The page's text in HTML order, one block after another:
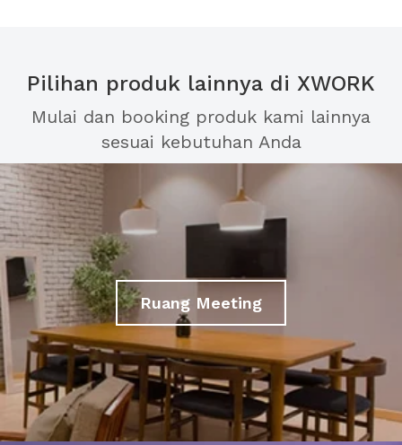
Pilihan produk lainnya di XWORK
Mulai dan booking produk kami lainnya
sesuai kebutuhan Anda
Ruang Meeting